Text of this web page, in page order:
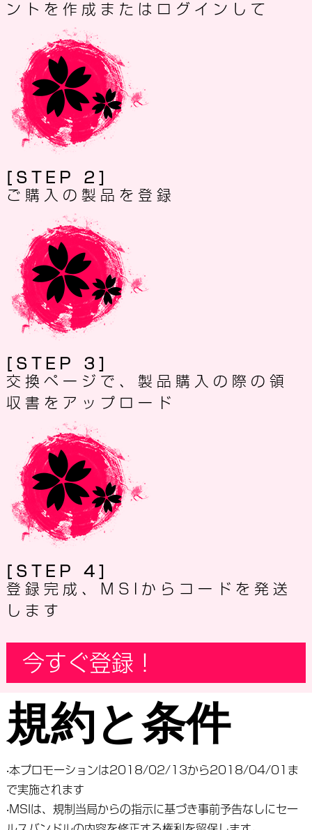
ントを作成またはログインして
[STEP 2]
ご購入の製品を登録
[STEP 3]
交換ページで、製品購入の際の領
収書をアップロード
[STEP 4]
登録完成、MSIからコードを発送
します
今すぐ登録！
規約と条件
‧本プロモーションは2018/02/13から2018/04/01ま
で実施されます
‧MSIは、規制当局からの指示に基づき事前予告なしにセー